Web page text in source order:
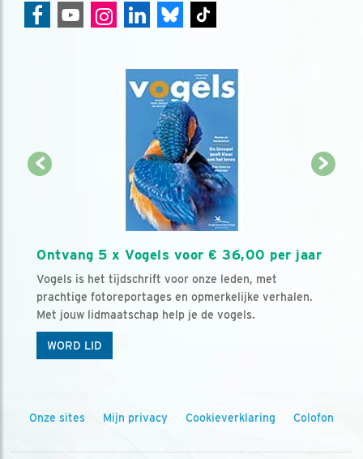
Ontvang 5 x Vogels voor € 36,00 per jaar
Vogels is het tijdschrift voor onze leden, met
prachtige fotoreportages en opmerkelijke verhalen.
Met jouw lidmaatschap help je de vogels.
WORD LID
Onze sites Mijn privacy Cookieverklaring Colofon